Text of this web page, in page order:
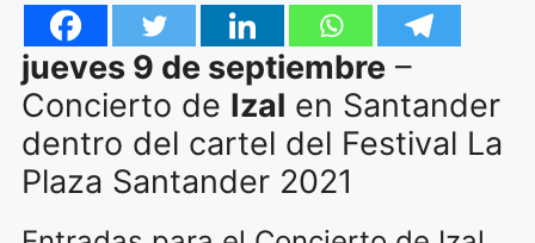
jueves 9 de septiembre –
Concierto de Izal en Santander
dentro del cartel del Festival La
Plaza Santander 2021